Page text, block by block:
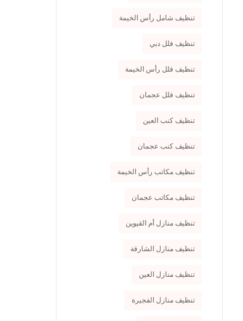
تنظيف شامل رأس الخيمة
تنظيف فلل دبي
تنظيف فلل رأس الخيمة
تنظيف فلل عجمان
تنظيف كنب العين
تنظيف كنب عجمان
تنظيف مكاتب رأس الخيمة
تنظيف مكاتب عجمان
تنظيف منازل أم القيوين
تنظيف منازل الشارقة
تنظيف منازل العين
تنظيف منازل الفجيرة